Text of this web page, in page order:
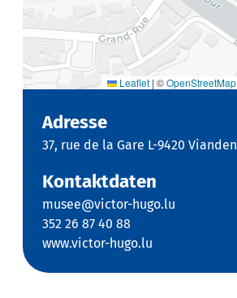
Leaflet | ©OpenStreetMap
Adresse
37, rue de la Gare L-9420 Vianden
Kontaktdaten
musee@victor-hugo.lu
352 26 87 40 88
www.victor-hugo.lu